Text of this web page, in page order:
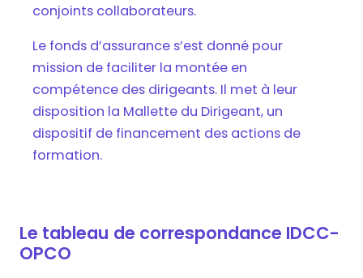
conjoints collaborateurs.
Le fonds d’assurance s’est donné pour
mission de faciliter la montée en
compétence des dirigeants. Il met à leur
disposition la Mallette du Dirigeant, un
dispositif de financement des actions de
formation.
Le tableau de correspondance IDCC-
OPCO